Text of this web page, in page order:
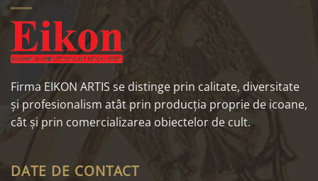
Firma EIKON ARTIS se distinge prin calitate, diversitate
și profesionalism atât prin producția proprie de icoane,
cât și prin comercializarea obiectelor de cult.
DATE DE CONTACT